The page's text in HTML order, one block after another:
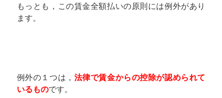
もっとも，この賃金全額払いの原則には例外があり
ます。
例外の１つは， 法律で賃金からの控除が認められて
いるものです。